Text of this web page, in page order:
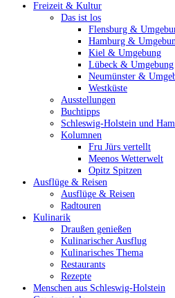
Freizeit & Kultur
Das ist los
Flensburg &
Hamburg &
Kiel & Umgebung
Lübeck & Umgebung
Neumünster &
Westküste
Ausstellungen
Buchtipps
Schleswig-Holstein und
Kolumnen
Fru Jürs vertellt
Meenos Wetterwelt
Opitz Spitzen
Ausflüge & Reisen
Ausflüge & Reisen
Radtouren
Kulinarik
Draußen genießen
Kulinarischer Ausflug
Kulinarisches Thema
Restaurants
Rezepte
Menschen aus Schleswig-Holstein